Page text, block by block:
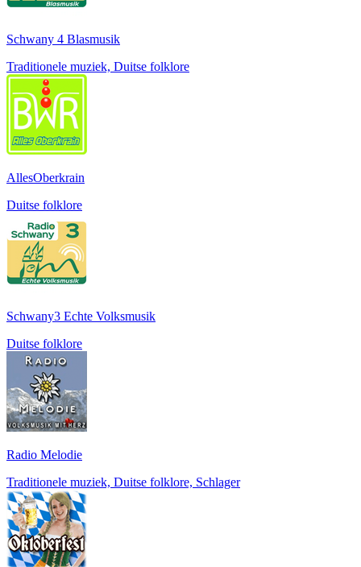
Schwany 4 Blasmusik
Traditionele muziek, Duitse folklore
AllesOberkrain
Duitse folklore
Schwany3 Echte Volksmusik
Duitse folklore
Radio Melodie
Traditionele muziek, Duitse folklore, Schlager